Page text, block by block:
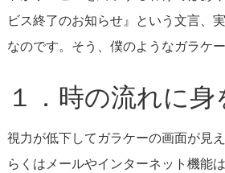
ビス終了のお知らせ』という文言、
なのです。そう、僕のようなガラケ
１．時の流れに
視力が低下してガラケーの画面が見
らくはメールやインターネット機能